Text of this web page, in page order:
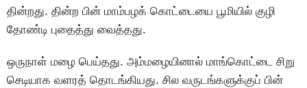
தின்றது. தின்ற பின் மாம்பழக் கொட்டையை பூமியில் குழி
தோண்டி புதைத்து வைத்தது.
ஒருநாள் மழை பெய்தது. அம்மழையினால் மாங்கொட்டை சிறு
செடியாக வளரத் தொடங்கியது. சில வருடங்களுக்குப் பின்